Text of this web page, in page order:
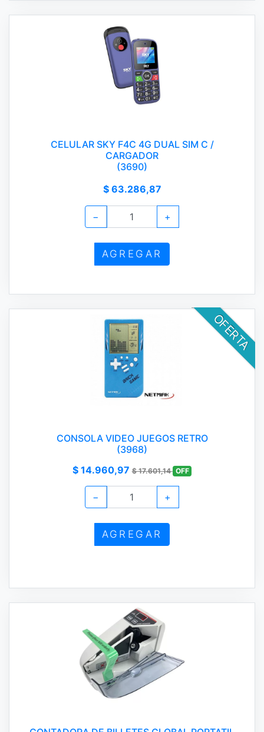
CELULAR SKY F4C 4G DUAL SIM C /
CARGADOR
(3690)
$ 63.286,87
− +
AGREGAR
CONSOLA VIDEO JUEGOS RETRO
(3968)
$ 14.960,97$ 17.601,14 OFF
− +
AGREGAR
OFERTA